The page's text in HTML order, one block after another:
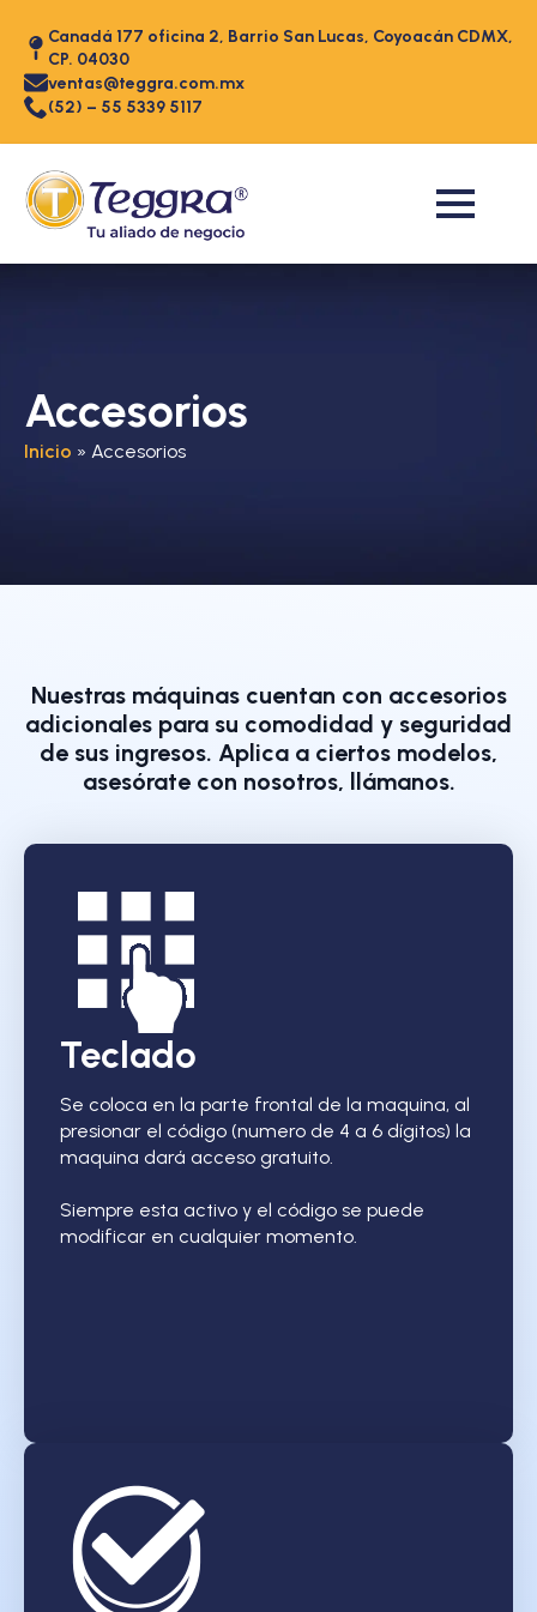
Canadá 177 oficina 2, Barrio San Lucas, Coyoacán CDMX,
CP. 04030
ventas@teggra.com.mx
(52) – 55 5339 5117
Accesorios
Inicio » Accesorios
Nuestras máquinas cuentan con accesorios
adicionales para su comodidad y seguridad
de sus ingresos. Aplica a ciertos modelos,
asesórate con nosotros, llámanos.
Teclado
Se coloca en la parte frontal de la maquina, al
presionar el código (numero de 4 a 6 dígitos) la
maquina dará acceso gratuito.
Siempre esta activo y el código se puede
modificar en cualquier momento.